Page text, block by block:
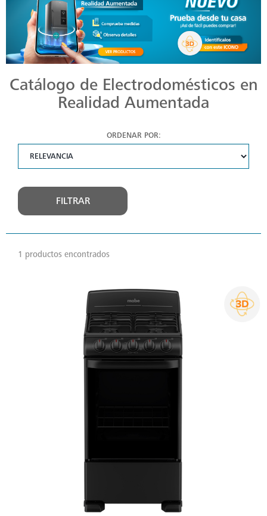
Catálogo de Electrodomésticos en
Realidad Aumentada
ORDENAR POR:
FILTRAR
1 productos encontrados